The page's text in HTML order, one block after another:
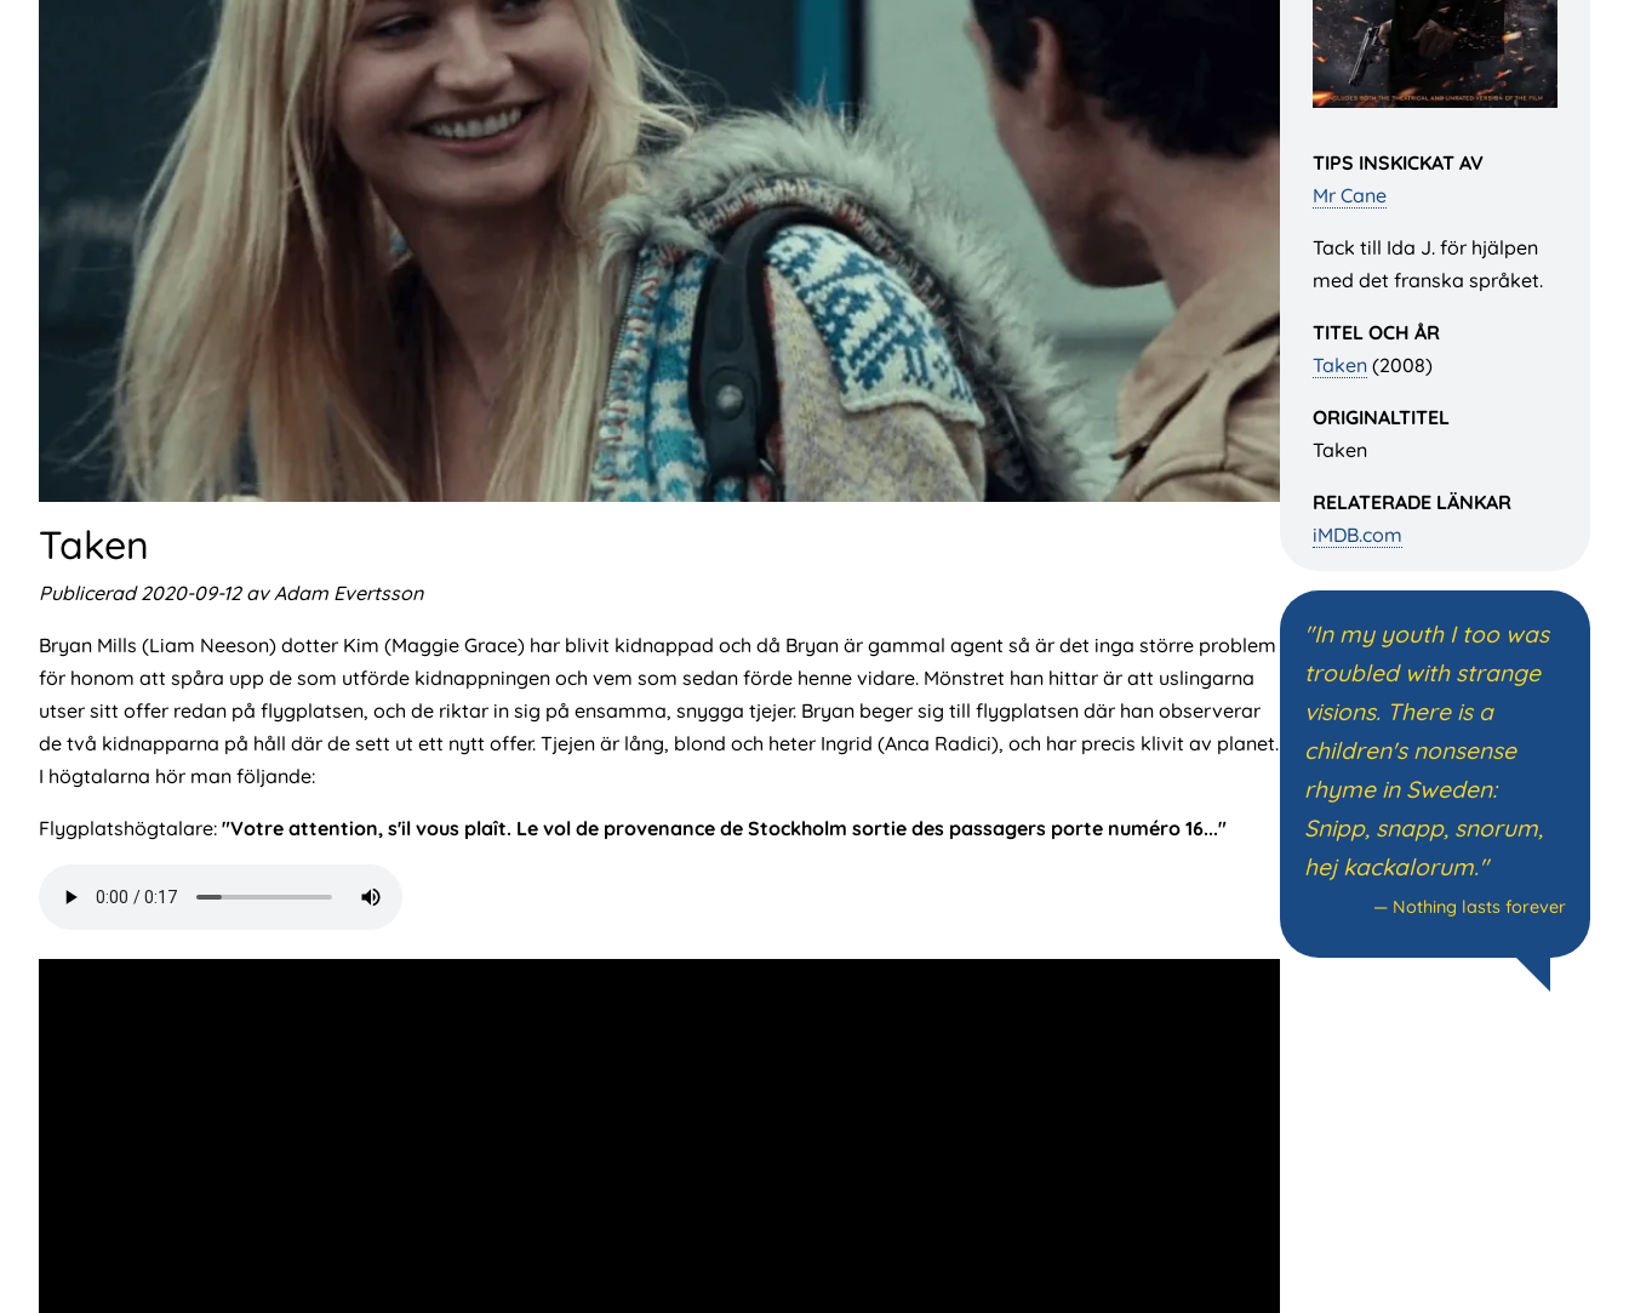
Taken
Publicerad 2020-09-12 av Adam Evertsson
Bryan Mills (Liam Neeson) dotter Kim (Maggie Grace) har blivit kidnappad och då Bryan är gammal agent så är det inga större problem
för honom att spåra upp de som utförde kidnappningen och vem som sedan förde henne vidare. Mönstret han hittar är att uslingarna
utser sitt offer redan på flygplatsen, och de riktar in sig på ensamma, snygga tjejer. Bryan beger sig till flygplatsen där han observerar
de två kidnapparna på håll där de sett ut ett nytt offer. Tjejen är lång, blond och heter Ingrid (Anca Radici), och har precis klivit av planet.
I högtalarna hör man följande:
Flygplatshögtalare: "Votre attention, s'il vous plaît. Le vol de provenance de Stockholm sortie des passagers porte numéro 16..."
TIPS INSKICKAT AV
Mr Cane
Tack till Ida J. för hjälpen
med det franska språket.
TITEL OCH ÅR
Taken (2008)
ORIGINALTITEL
Taken
RELATERADE LÄNKAR
iMDB.com
"In my youth I too was
troubled with strange
visions. There is a
children's nonsense
rhyme in Sweden:
Snipp, snapp, snorum,
hej kackalorum."
— Nothing lasts forever